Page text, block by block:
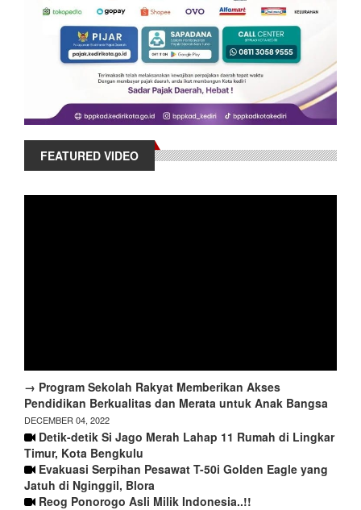
FEATURED VIDEO
→ Program Sekolah Rakyat Memberikan Akses
Pendidikan Berkualitas dan Merata untuk Anak Bangsa
DECEMBER 04, 2022
Detik-detik Si Jago Merah Lahap 11 Rumah di Lingkar
Timur, Kota Bengkulu
Evakuasi Serpihan Pesawat T-50i Golden Eagle yang
Jatuh di Nginggil, Blora
Reog Ponorogo Asli Milik Indonesia..!!